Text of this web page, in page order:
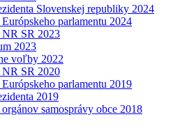
Slovenskej republiky 2024
parlamentu 2024
SR 2023
2023
voľby 2022
SR 2020
parlamentu 2019
2019
samosprávy obce 2018